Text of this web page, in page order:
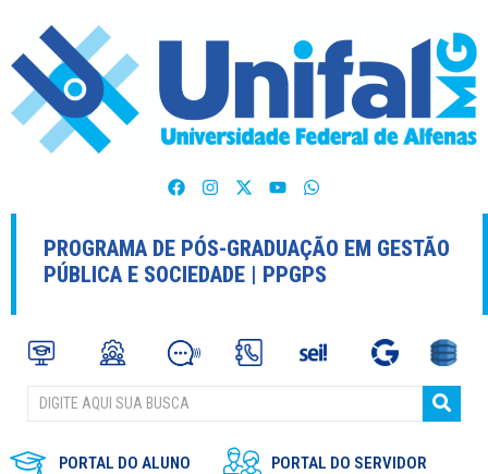
PROGRAMA DE PÓS-GRADUAÇÃO EM GESTÃO
PÚBLICA E SOCIEDADE | PPGPS
PORTAL DO ALUNO PORTAL DO SERVIDOR